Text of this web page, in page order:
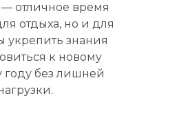
отличное время
отдыха, но и для
укрепить знания
к новому
году без лишней